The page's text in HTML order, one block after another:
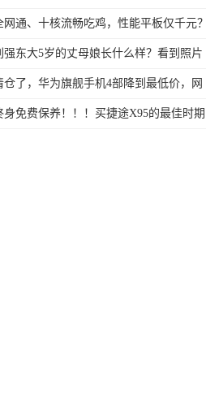
网通、十核流畅吃鸡，性能平板仅千元？
强东大5岁的丈母娘长什么样？看到照片
，网友称：十分惊艳
仓了，华为旗舰手机4部降到最低价，网
：终于等到了
身免费保养！！！买捷途X95的最佳时期